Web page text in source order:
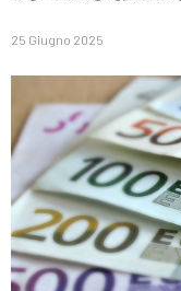
25 Giugno 2025